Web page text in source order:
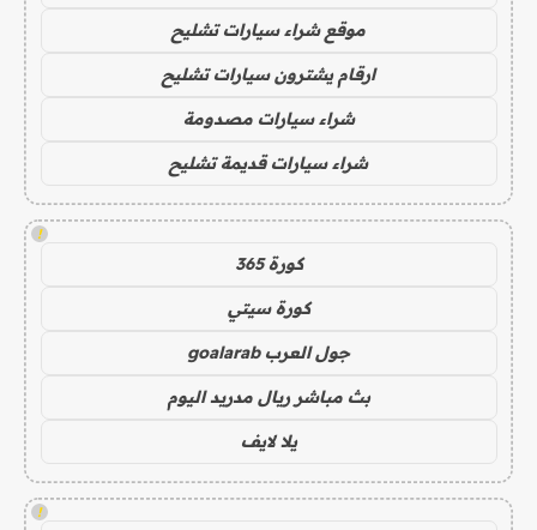
موقع شراء سيارات تشليح
ارقام يشترون سيارات تشليح
شراء سيارات مصدومة
شراء سيارات قديمة تشليح
!
كورة 365
كورة سيتي
جول العرب goalarab
بث مباشر ريال مدريد اليوم
يلا لايف
!